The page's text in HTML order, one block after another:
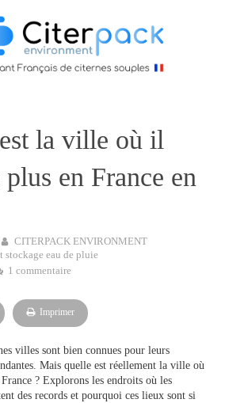
la ville où il
en France en
CITERPACK ENVIRONMENT
stockage eau de pluie
1 commentaire
Imprimer
villes sont bien connues pour leurs
Mais quelle est réellement la ville où
? Explorons les endroits où les
des records et pourquoi ces lieux sont si